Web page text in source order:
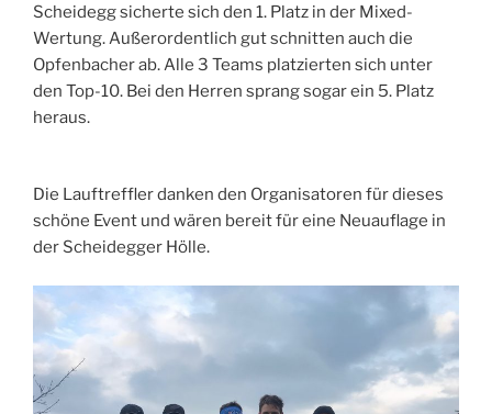
Scheidegg sicherte sich den 1. Platz in der Mixed-
Wertung. Außerordentlich gut schnitten auch die
Opfenbacher ab. Alle 3 Teams platzierten sich unter
den Top-10. Bei den Herren sprang sogar ein 5. Platz
heraus.
Die Lauftreffler danken den Organisatoren für dieses
schöne Event und wären bereit für eine Neuauflage in
der Scheidegger Hölle.